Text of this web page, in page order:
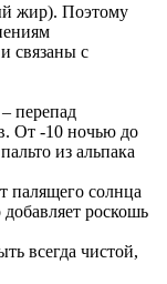
жир). Поэтому
связаны с
перепад
От -10 ночью до
из альпака
палящего солнца
роскошь
всегда чистой,